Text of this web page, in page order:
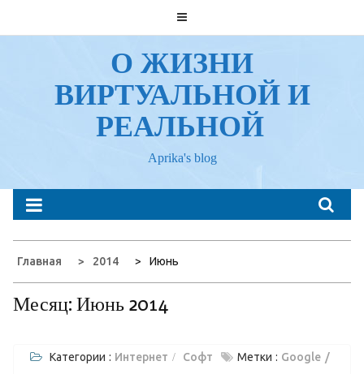
О ЖИЗНИ
ВИРТУАЛЬНОЙ И
РЕАЛЬНОЙ
Aprika's blog
Главная 2014 Июнь
Месяц: Июнь 2014
Категории : Интернет Софт Метки : Google